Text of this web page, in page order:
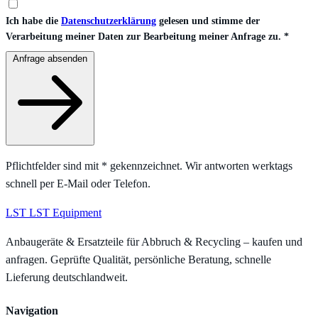
Ich habe die Datenschutzerklärung gelesen und stimme der
Verarbeitung meiner Daten zur Bearbeitung meiner Anfrage zu. *
Pflichtfelder sind mit * gekennzeichnet. Wir antworten werktags
schnell per E-Mail oder Telefon.
LST LST Equipment
Anbaugeräte & Ersatzteile für Abbruch & Recycling – kaufen und
anfragen. Geprüfte Qualität, persönliche Beratung, schnelle
Lieferung deutschlandweit.
Navigation